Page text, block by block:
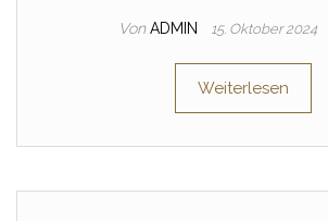
Von ADMIN 15. Oktober 2024
Weiterlesen